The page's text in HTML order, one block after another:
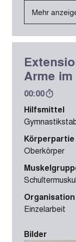
Mehr
Arme
00:00
Hilfsmittel
Körperpartie
Oberkörper
Organisation
Einzelarbeit
Bilder